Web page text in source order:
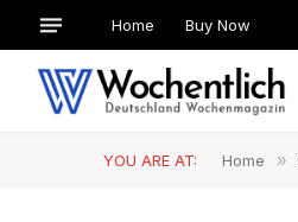
Home Buy Now
YOU ARE AT: Home »